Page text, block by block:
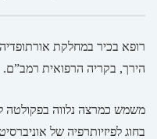
רופא בכיר במחלקת
הירך, בקריה הרפואית רמב”ם.
משמש כמרצה נלווה בפקולטה
בחוג לפיזיותרפיה של